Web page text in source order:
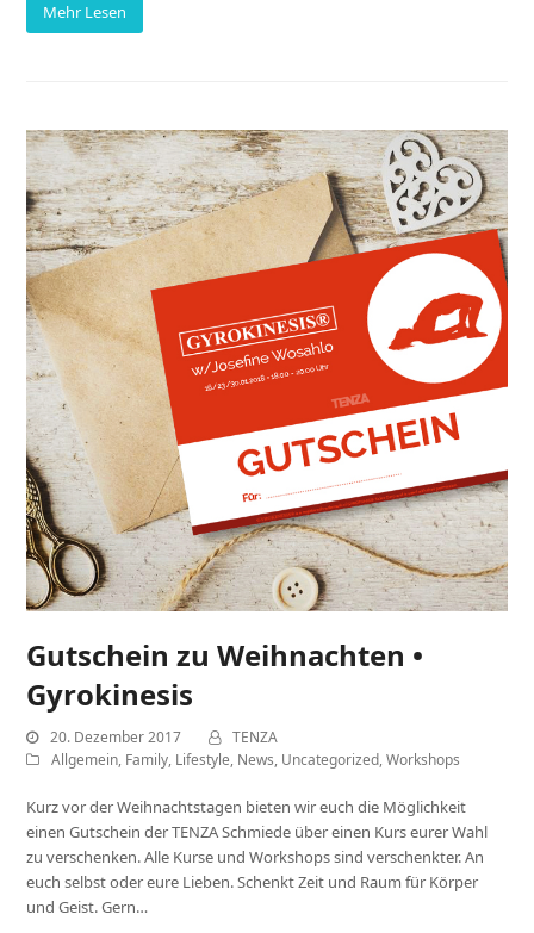
Mehr Lesen
Gutschein zu Weihnachten •
Gyrokinesis
20. Dezember 2017
TENZA
Allgemein, Family, Lifestyle, News, Uncategorized,Workshops
Kurz vor der Weihnachtstagen bieten wir euch die Möglichkeit
einen Gutschein der TENZA Schmiede über einen Kurs eurer Wahl
zu verschenken. Alle Kurse und Workshops sind verschenkter. An
euch selbst oder eure Lieben. Schenkt Zeit und Raum für Körper
und Geist. Gern…